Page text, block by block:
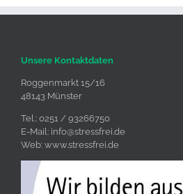
Unsere Kontaktdaten
Roggenmarkt 15/16
48143 Münster
Tel.: 0251 / 93266750
E-Mail: info@stressfrei.de
Web: www.stressfrei.de